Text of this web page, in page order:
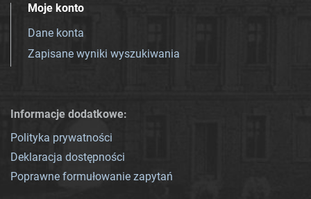
Moje konto
Dane konta
Zapisane wyniki wyszukiwania
Informacje dodatkowe:
Polityka prywatności
Deklaracja dostępności
Poprawne formułowanie zapytań